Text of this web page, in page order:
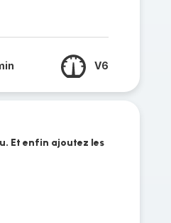
V6
Et enfin ajoutez les